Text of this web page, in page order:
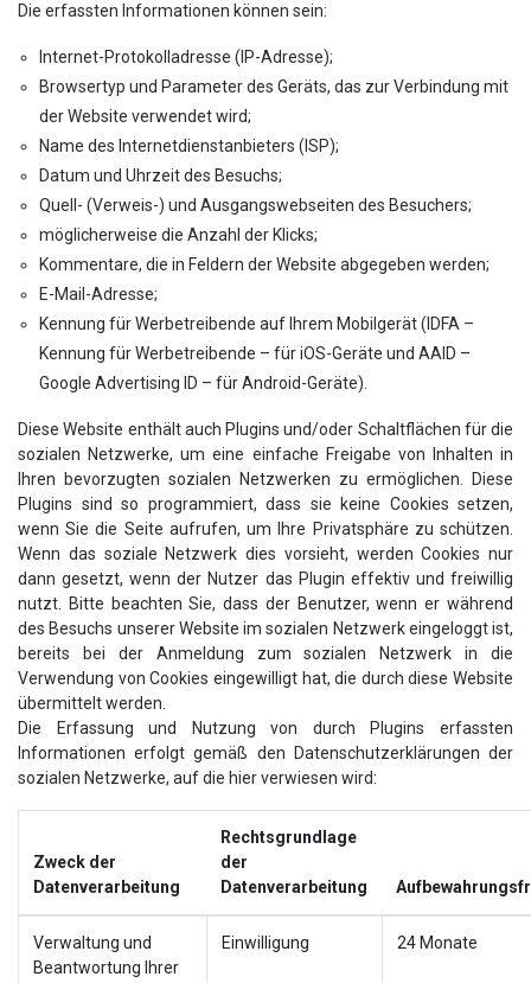
Die erfassten Informationen können sein:
Internet-Protokolladresse (IP-Adresse);
Browsertyp und Parameter des Geräts, das zur Verbindung mit
der Website verwendet wird;
Name des Internetdienstanbieters (ISP);
Datum und Uhrzeit des Besuchs;
Quell- (Verweis-) und Ausgangswebseiten des Besuchers;
möglicherweise die Anzahl der Klicks;
Kommentare, die in Feldern der Website abgegeben werden;
E-Mail-Adresse;
Kennung für Werbetreibende auf Ihrem Mobilgerät (IDFA –
Kennung für Werbetreibende – für iOS-Geräte und AAID –
Google Advertising ID – für Android-Geräte).
Diese Website enthält auch Plugins und/oder Schaltflächen für die
sozialen Netzwerke, um eine einfache Freigabe von Inhalten in
Ihren bevorzugten sozialen Netzwerken zu ermöglichen. Diese
Plugins sind so programmiert, dass sie keine Cookies setzen,
wenn Sie die Seite aufrufen, um Ihre Privatsphäre zu schützen.
Wenn das soziale Netzwerk dies vorsieht, werden Cookies nur
dann gesetzt, wenn der Nutzer das Plugin effektiv und freiwillig
nutzt. Bitte beachten Sie, dass der Benutzer, wenn er während
des Besuchs unserer Website im sozialen Netzwerk eingeloggt ist,
bereits bei der Anmeldung zum sozialen Netzwerk in die
Verwendung von Cookies eingewilligt hat, die durch diese Website
übermittelt werden.
Die Erfassung und Nutzung von durch Plugins erfassten
Informationen erfolgt gemäß den Datenschutzerklärungen der
sozialen Netzwerke, auf die hier verwiesen wird:
Zweck der
Datenverarbeitung
Rechtsgrundlage
der
Datenverarbeitung
Verwaltung und
Beantwortung Ihrer
Einwilligung 24 Monate